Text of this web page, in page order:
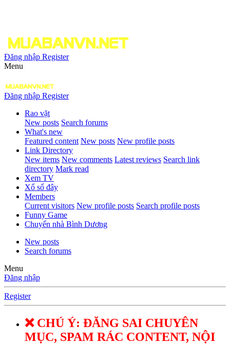
Đăng nhập Register
Menu
Đăng nhập Register
Rao vặt
New posts Search forums
What's new
Featured content New posts New profile posts
Link Directory
New items New comments Latest reviews Search link
directory Mark read
Xem TV
Xổ số đây
Members
Current visitors New profile posts Search profile posts
Funny Game
Chuyển nhà Bình Dương
New posts
Search forums
Menu
Đăng nhập
Register
❌ CHÚ Ý: ĐĂNG SAI CHUYÊN
MỤC, SPAM RÁC CONTENT, NỘI